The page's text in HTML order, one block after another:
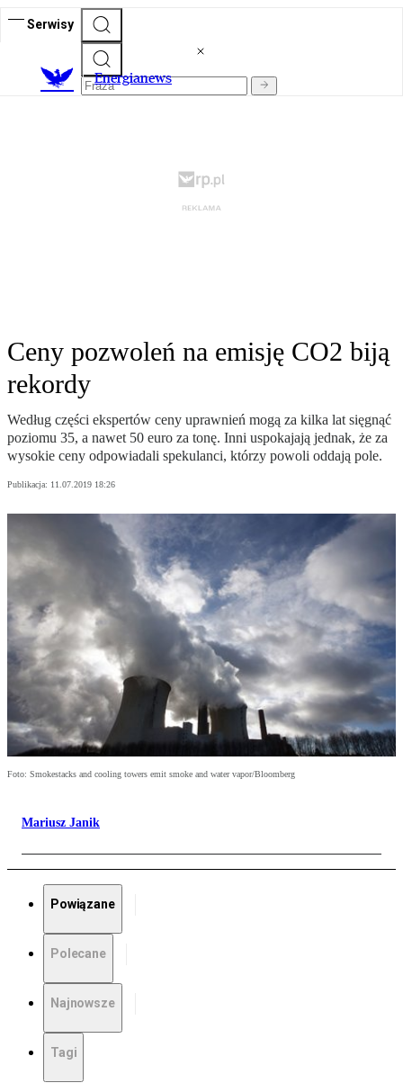
Serwisy
Energianews
Ceny pozwoleń na emisję CO2 biją
rekordy
Według części ekspertów ceny uprawnień mogą za kilka lat sięgnąć
poziomu 35, a nawet 50 euro za tonę. Inni uspokajają jednak, że za
wysokie ceny odpowiadali spekulanci, którzy powoli oddają pole.
Publikacja: 11.07.2019 18:26
Foto: Smokestacks and cooling towers emit smoke and water vapor/Bloomberg
Mariusz Janik
Powiązane
Polecane
Najnowsze
Tagi